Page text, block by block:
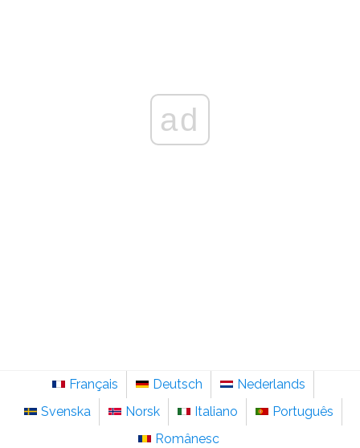
ad
Français Deutsch
Nederlands
Svenska
Norsk Italiano
Português
Românesc